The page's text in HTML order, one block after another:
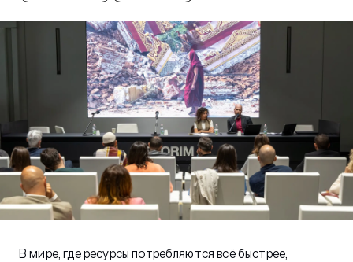
В мире, где ресурсы потребляются всё быстрее,